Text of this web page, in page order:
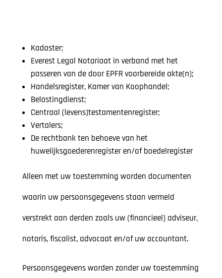
Kadaster;
Everest Legal Notariaat in verband met het
passeren van de door EPFR voorbereide akte(n);
Handelsregister, Kamer van Koophandel;
Belastingdienst;
Centraal (levens)testamentenregister;
Vertalers;
De rechtbank ten behoeve van het
huwelijksgoederenregister en/of boedelregister
Alleen met uw toestemming worden documenten
waarin uw persoonsgegevens staan vermeld
verstrekt aan derden zoals uw (financieel) adviseur,
notaris, fiscalist, advocaat en/of uw accountant.
Persoonsgegevens worden zonder uw toestemming